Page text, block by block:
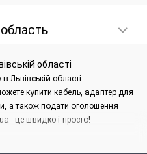
області
Львівській області.
купити кабель, адаптер для
а також подати оголошення
- це швидко і просто!